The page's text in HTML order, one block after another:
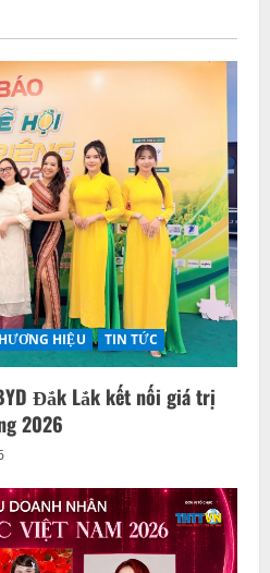
HIỆU TIN TỨC
Đắk Lắk kết nối giá trị
2026